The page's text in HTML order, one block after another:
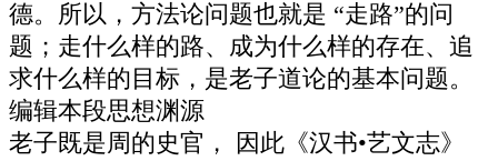
德。所以，方法论问题也就是 “走路”的问
题；走什么样的路、成为什么样的存在、追
求什么样的目标，是老子道论的基本问题。
编辑本段思想渊源
老子既是周的史官， 因此《汉书•艺文志》